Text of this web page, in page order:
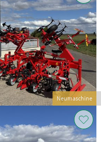
Neumaschine